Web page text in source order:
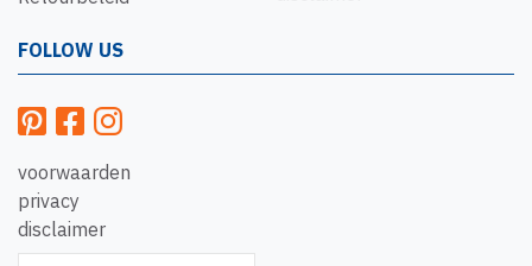
FOLLOW US
voorwaarden
privacy
disclaimer